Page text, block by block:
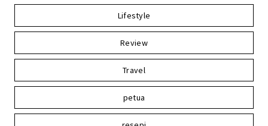
Lifestyle
Review
Travel
petua